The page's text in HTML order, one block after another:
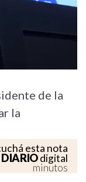
de la
la
esta nota
DIARIOdigital
minutos